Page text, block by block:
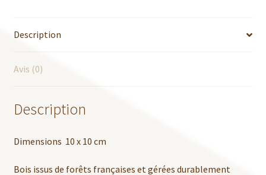
Description
Avis (0)
Description
Dimensions 10 x 10 cm
Bois issus de forêts françaises et gérées durablement